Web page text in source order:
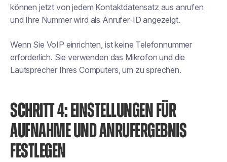
können jetzt von jedem Kontaktdatensatz aus anrufen
und Ihre Nummer wird als Anrufer-ID angezeigt.
Wenn Sie VoIP einrichten, ist keine Telefonnummer
erforderlich. Sie verwenden das Mikrofon und die
Lautsprecher Ihres Computers, um zu sprechen.
SCHRITT 4: EINSTELLUNGEN FÜR
AUFNAHME UND ANRUFERGEBNIS
FESTLEGEN